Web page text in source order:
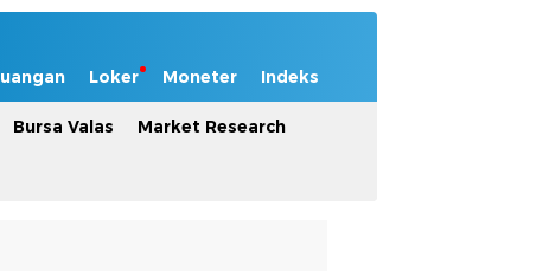
Loker Moneter Indeks
Bursa Valas Market Research